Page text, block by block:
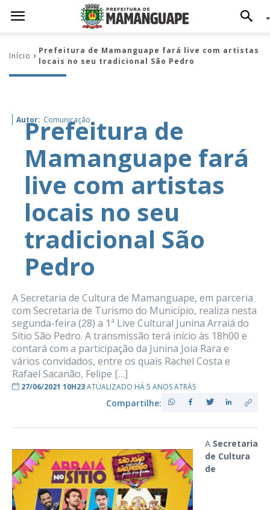
Início
Prefeitura de Mamanguape fará live com artistas
locais no seu tradicional São Pedro
Autor: Comunicação
Prefeitura de
Mamanguape fará
live com artistas
locais no seu
tradicional São
Pedro
A Secretaria de Cultura de Mamanguape, em parceria
com Secretaria de Turismo do Município, realiza nesta
segunda-feira (28) a 1ª Live Cultural Junina Arraiá do
Sítio São Pedro. A transmissão terá início às 18h00 e
contará com a participação da Junina Joia Rara e
vários convidados, entre os quais Rachel Costa e
Rafael Sacanão, Felipe […]
27/06/2021 10H23ATUALIZADO HÁ 5 ANOS ATRÁS
Compartilhe:
A Secretaria
de Cultura
de